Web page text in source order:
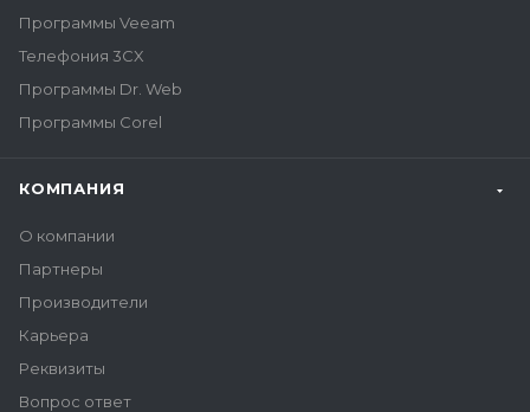
Программы Veeam
Телефония 3CX
Программы Dr. Web
Программы Corel
КОМПАНИЯ
О компании
Партнеры
Производители
Карьера
Реквизиты
Вопрос ответ